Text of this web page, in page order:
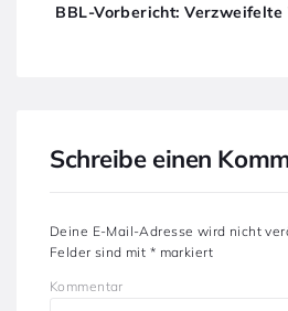
BBL-Vorbericht:
Schreibe einen
Deine E-Mail-Adresse wird nicht
Felder sind mit * markiert
Kommentar